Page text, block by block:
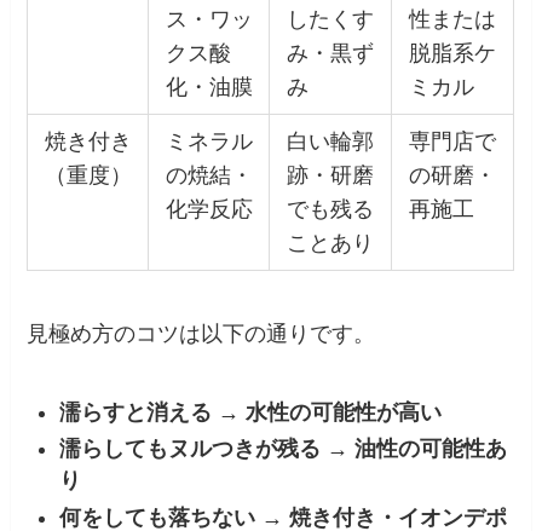
ス・ワッ
クス酸
化・油膜
したくす
み・黒ず
み
性または
脱脂系ケ
ミカル
焼き付き
（重度）
ミネラル
の焼結・
化学反応
白い輪郭
跡・研磨
でも残る
ことあり
専門店で
の研磨・
再施工
見極め方のコツは以下の通りです。
濡らすと消える → 水性の可能性が高い
濡らしてもヌルつきが残る → 油性の可能性あ
り
何をしても落ちない → 焼き付き・イオンデポ